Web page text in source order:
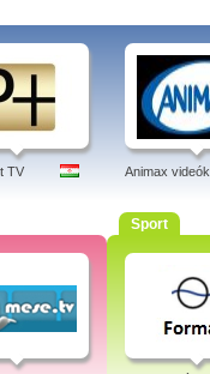
TV Animax videók
Sport